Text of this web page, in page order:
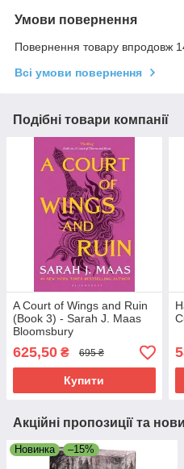
Умови повернення
Повернення товару впродовж
Всі умови повернення
Подібні товари компанії
A Court of Wings and Ruin
(Book 3) - Sarah J. Maas
Bloomsbury
625,50 ₴ 695 ₴
Купити
Акційні пропозиції та
Новинка –15%